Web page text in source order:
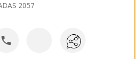
2057
